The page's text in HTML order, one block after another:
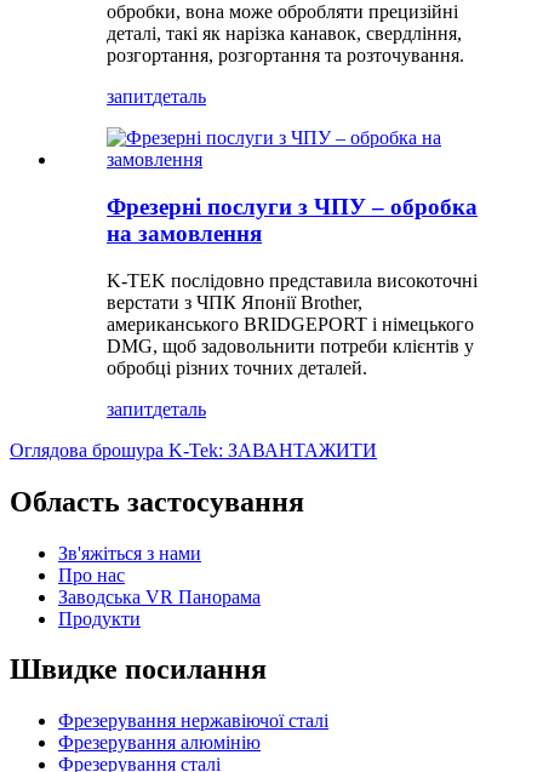
обробки, вона може обробляти прецизійні
деталі, такі як нарізка канавок, свердління,
розгортання, розгортання та розточування.
запитдеталь
Фрезерні послуги з ЧПУ – обробка
на замовлення
K-TEK послідовно представила високоточні
верстати з ЧПК Японії Brother,
американського BRIDGEPORT і німецького
DMG, щоб задовольнити потреби клієнтів у
обробці різних точних деталей.
запитдеталь
Оглядова брошура K-Tek: ЗАВАНТАЖИТИ
Область застосування
Зв'яжіться з нами
Про нас
Заводська VR Панорама
Продукти
Швидке посилання
Фрезерування нержавіючої сталі
Фрезерування алюмінію
Фрезерування сталі